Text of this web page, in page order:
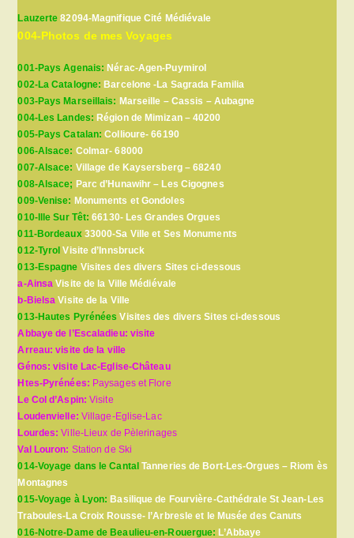
Lauzerte 82094-Magnifique Cité Médiévale
004-Photos de mes Voyages
001-Pays Agenais: Nérac-Agen-Puymirol
002-La Catalogne:Barcelone -La Sagrada Familia
003-Pays Marseillais: Marseille – Cassis – Aubagne
004-Les Landes:Région de Mimizan – 40200
005-Pays Catalan:Collioure- 66190
006-Alsace: Colmar- 68000
007-Alsace: Village de Kaysersberg – 68240
008-Alsace; Parc d’Hunawihr – Les Cigognes
009-Venise: Monuments et Gondoles
010-Ille Sur Têt:66130- Les Grandes Orgues
011-Bordeaux33000-Sa Ville et Ses Monuments
012-Tyrol Visite d’Innsbruck
013-Espagne Visites des divers Sites ci-dessous
a-Ainsa Visite de la Ville Médiévale
b-Bielsa Visite de la Ville
013-Hautes Pyrénées Visites des divers Sites ci-dessous
Abbaye de l’Escaladieu: visite
Arreau: visite de la ville
Génos: visite Lac-Eglise-Château
Htes-Pyrénées: Paysages et Flore
Le Col d’Aspin:Visite
Loudenvielle: Village-Eglise-Lac
Lourdes:Ville-Lieux de Pèlerinages
Val Louron: Station de Ski
014-Voyage dans le CantalTanneries de Bort-Les-Orgues – Riom ès
Montagnes
015-Voyage à Lyon: Basilique de Fourvière-Cathédrale St Jean-Les
Traboules-La Croix Rousse- l’Arbresle et le Musée des Canuts
016-Notre-Dame de Beaulieu-en-Rouergue:L’Abbaye